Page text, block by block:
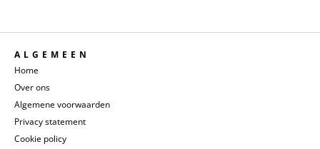
ALGEMEEN
Home
Over ons
Algemene voorwaarden
Privacy statement
Cookie policy